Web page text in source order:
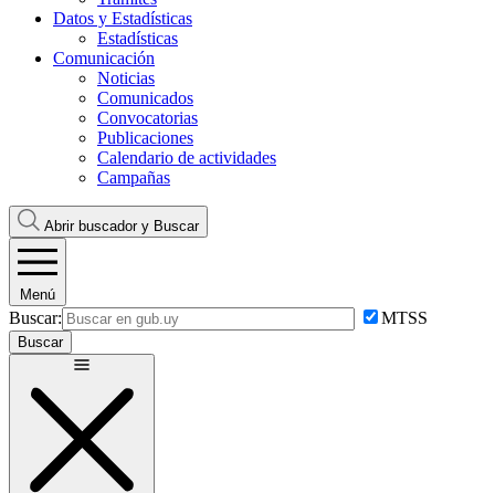
Datos y Estadísticas
Estadísticas
Comunicación
Noticias
Comunicados
Convocatorias
Publicaciones
Calendario de actividades
Campañas
Abrir buscador y Buscar
Menú
Buscar: MTSS
Buscar